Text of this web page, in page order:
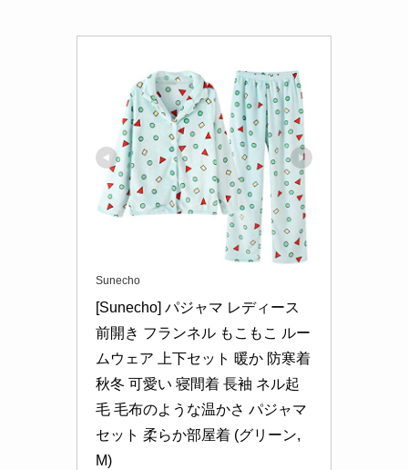
Sunecho
[Sunecho] パジャマ レディース
前開き フランネル もこもこ ルー
ムウェア 上下セット 暖か 防寒着
秋冬 可愛い 寝間着 長袖 ネル起
毛 毛布のような温かさ パジャマ
セット 柔らか部屋着 (グリーン,
M)